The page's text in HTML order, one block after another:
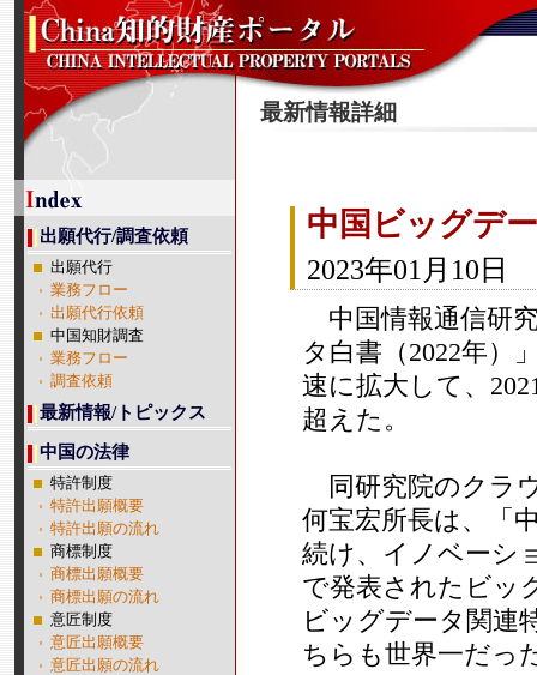
最新情報詳細
中国ビッグデ
2023年01月10日
中国情報通信研
タ白書（2022年）
速に拡大して、
超えた。
同研究院のクラ
何宝宏所長は、「
続け、イノベーシ
で発表されたビッ
ビッグデータ関連
ちらも世界一だっ
出願代行/調査依頼
出願代行
業務フロー
出願代行依頼
中国知財調査
業務フロー
調査依頼
最新情報/トピックス
中国の法律
特許制度
特許出願概要
特許出願の流れ
商標制度
商標出願概要
商標出願の流れ
意匠制度
意匠出願概要
意匠出願の流れ